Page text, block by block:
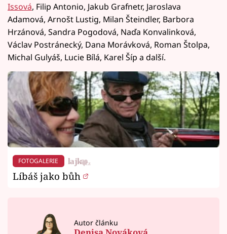
Issová, Filip Antonio, Jakub Grafnetr, Jaroslava
Adamová, Arnošt Lustig, Milan Šteindler, Barbora
Hrzánová, Sandra Pogodová, Naďa Konvalinková,
Václav Postránecký, Dana Morávková, Roman Štolpa,
Michal Gulyáš, Lucie Bílá, Karel Šíp a další.
FOTOGALERIE
Líbáš jako bůh
Autor článku